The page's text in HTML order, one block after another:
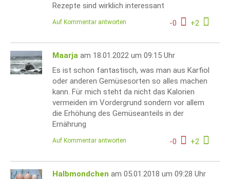
Rezepte sind wirklich interessant
-0 +2
Auf Kommentar antworten
Maarja am 18.01.2022 um 09:15 Uhr
Es ist schon fantastisch, was man aus Karfiol
oder anderen Gemüsesorten so alles machen
kann. Für mich steht da nicht das Kalorien
vermeiden im Vordergrund sondern vor allem
die Erhöhung des Gemüseanteils in der
Ernährung
-0 +2
Auf Kommentar antworten
Halbmondchen am 05.01.2018 um 09:28 Uhr